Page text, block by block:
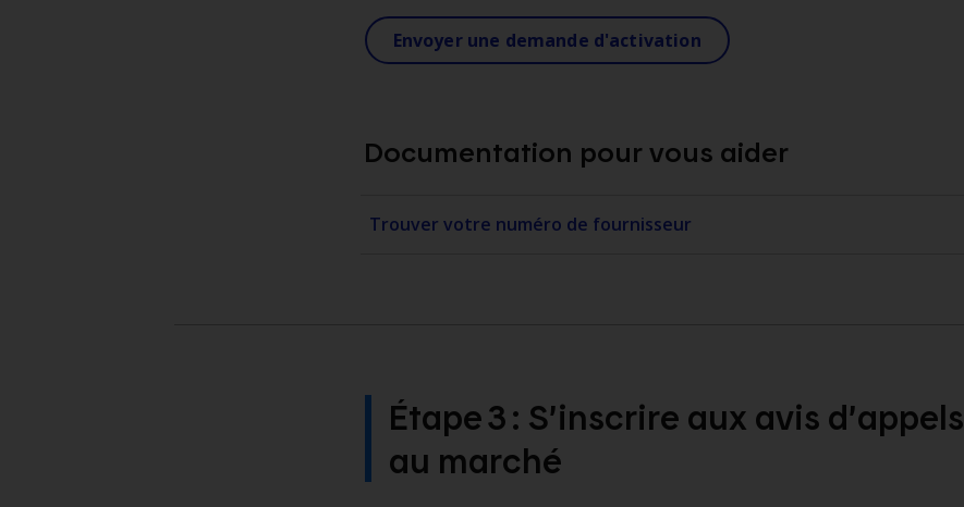
Envoyer une demande d'activation
Documentation pour vous aider
Trouver votre numéro de fournisseur
Étape 3 : S’inscrire aux avis d’appels
au marché